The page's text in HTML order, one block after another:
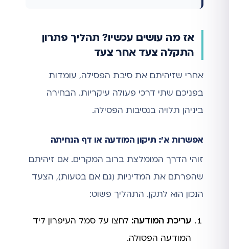
אז מה עושים עכשיו? תהליך פתרון
התקלה צעד אחר צעד
אחרי שזיהיתם את סיבת הפסילה, עומדות
בפניכם שתי דרכי פעולה עיקריות. הבחירה
ביניהן תלויה בנסיבות הפסילה.
אפשרות א': תיקון המודעה או דף הנחיתה
זוהי הדרך המומלצת ברוב המקרים. אם זיהיתם
שהפרתם את המדיניות (גם אם בטעות), הצעד
הנכון הוא לתקן. התהליך פשוט:
עריכת המודעה: לחצו על סמל העיפרון ליד
המודעה הפסולה.